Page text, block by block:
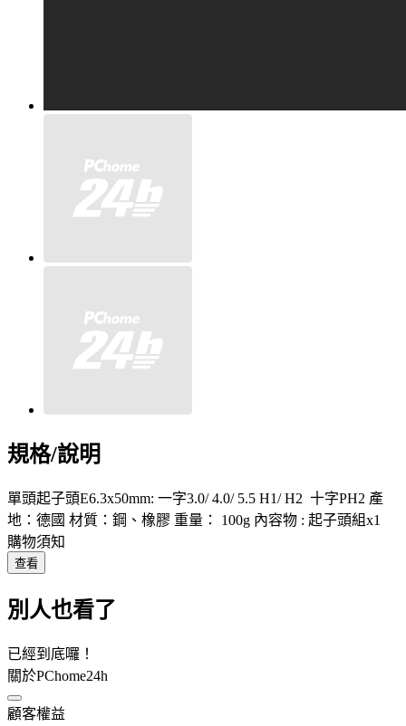
規格/說明
單頭起子頭E6.3x50mm: 一字3.0/ 4.0/ 5.5 H1/ H2 十字PH2 產
地：德國 材質：鋼、橡膠 重量： 100g 內容物 : 起子頭組x1
購物須知
查看
別人也看了
已經到底囉！
關於PChome24h
顧客權益